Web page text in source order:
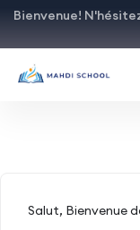
Bienvenue!
Salut, Bienvenue